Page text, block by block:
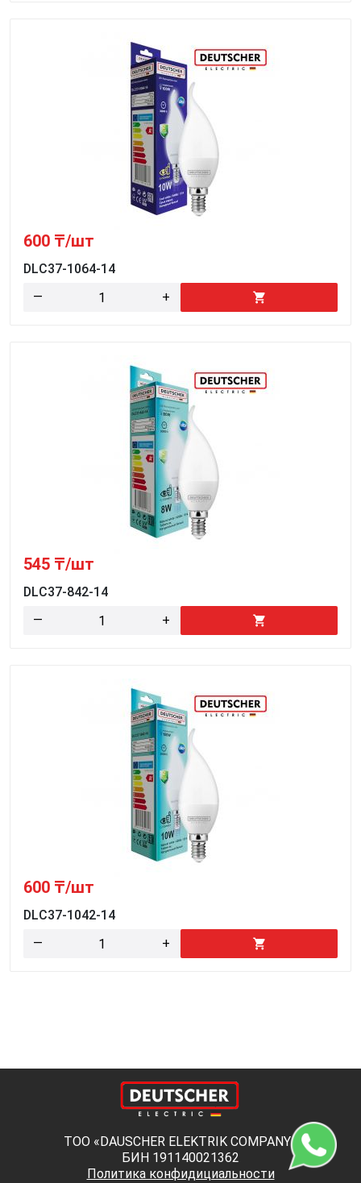
600 ₸/шт
DLC37-1064-14
—
+
545 ₸/шт
DLC37-842-14
—
+
600 ₸/шт
DLC37-1042-14
—
+
ТОО «DAUSCHER ELEKTRIK COMPANY»
БИН 191140021362
Политика конфидициальности